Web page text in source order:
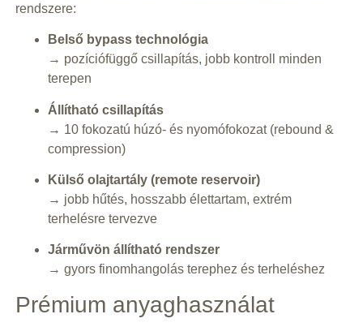
rendszere:
Belső bypass technológia
→ pozíciófüggő csillapítás, jobb kontroll minden
terepen
Állítható csillapítás
→ 10 fokozatú húzó- és nyomófokozat (rebound &
compression)
Külső olajtartály (remote reservoir)
→ jobb hűtés, hosszabb élettartam, extrém
terhelésre tervezve
Járművön állítható rendszer
→ gyors finomhangolás terephez és terheléshez
Prémium anyaghasználat